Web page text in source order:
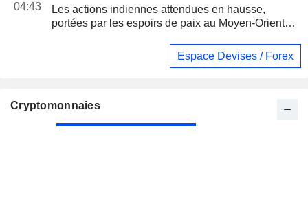
04:43
Les actions indiennes attendues en hausse,
portées par les espoirs de paix au Moyen-Orient et
Espace Devises / Forex
Cryptomonnaies